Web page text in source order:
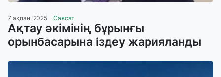
7 ақпан, 2025 Саясат
Ақтау әкімінің бұрынғы
орынбасарына іздеу жарияланды